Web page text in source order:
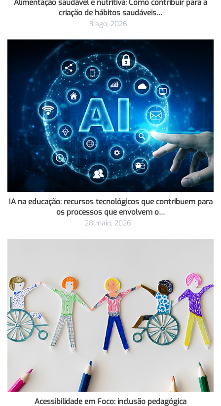
Alimentação saudável e nutritiva: Como contribuir para a
criação de hábitos saudáveis…
3 ago, 2026
IA na educação: recursos tecnológicos que contribuem para
os processos que envolvem o…
28 maio, 2026
Acessibilidade em Foco: inclusão pedagógica